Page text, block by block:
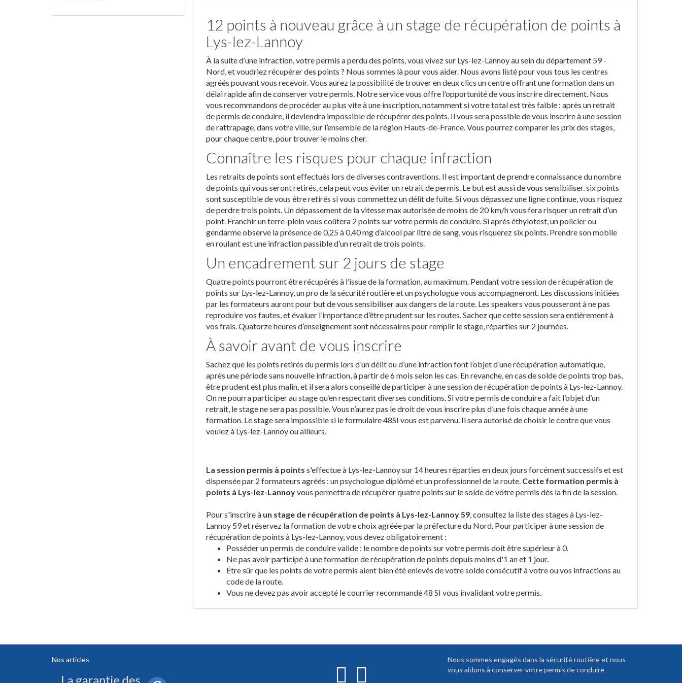
12 points à nouveau grâce à un stage de récupération de points à
Lys-lez-Lannoy
À la suite d’une infraction, votre permis a perdu des points, vous vivez sur Lys-lez-Lannoy au sein du département 59 -
Nord, et voudriez récupérer des points ? Nous sommes là pour vous aider. Nous avons listé pour vous tous les centres
agréés pouvant vous recevoir. Vous aurez la possibilité de trouver en deux clics un centre offrant une formation dans un
délai rapide afin de conserver votre permis. Notre service vous offre l’opportunité de vous inscrire directement. Nous
vous recommandons de procéder au plus vite à une inscription, notamment si votre total est très faible : après un retrait
de permis de conduire, il deviendra impossible de récupérer des points. Il vous sera possible de vous inscrire à une session
de rattrapage, dans votre ville, sur l’ensemble de la région Hauts-de-France. Vous pourrez comparer les prix des stages,
pour chaque centre, pour trouver le moins cher.
Connaître les risques pour chaque infraction
Les retraits de points sont effectués lors de diverses contraventions. Il est important de prendre connaissance du nombre
de points qui vous seront retirés, cela peut vous éviter un retrait de permis. Le but est aussi de vous sensibiliser. six points
sont susceptible de vous être retirés si vous commettez un délit de fuite. Si vous dépassez une ligne continue, vous risquez
de perdre trois points. Un dépassement de la vitesse max autorisée de moins de 20 km/h vous fera risquer un retrait d’un
point. Franchir un terre-plein vous coûtera 2 points sur votre permis de conduire. Si après éthylotest, un policier ou
gendarme observe la présence de 0,25 à 0,40 mg d’alcool par litre de sang, vous risquerez six points. Prendre son mobile
en roulant est une infraction passible d’un retrait de trois points.
Un encadrement sur 2 jours de stage
Quatre points pourront être récupérés à l’issue de la formation, au maximum. Pendant votre session de récupération de
points sur Lys-lez-Lannoy, un pro de la sécurité routière et un psychologue vous accompagneront. Les discussions initiées
par les formateurs auront pour but de vous sensibiliser aux dangers de la route. Les speakers vous pousseront à ne pas
reproduire vos fautes, et évaluer l’importance d’être prudent sur les routes. Sachez que cette session sera entièrement à
vos frais. Quatorze heures d’enseignement sont nécessaires pour remplir le stage, réparties sur 2 journées.
À savoir avant de vous inscrire
Sachez que les points retirés du permis lors d’un délit ou d’une infraction font l’objet d’une récupération automatique,
après une période sans nouvelle infraction, à partir de 6 mois selon les cas. En revanche, en cas de solde de points trop bas,
être prudent est plus malin, et il sera alors conseillé de participer à une session de récupération de points à Lys-lez-Lannoy.
On ne pourra participer au stage qu’en respectant diverses conditions. Si votre permis de conduire a fait l’objet d’un
retrait, le stage ne sera pas possible. Vous n’aurez pas le droit de vous inscrire plus d’une fois chaque année à une
formation. Le stage sera impossible si le formulaire 48SI vous est parvenu. Il sera autorisé de choisir le centre que vous
voulez à Lys-lez-Lannoy ou ailleurs.
La session permis à points s'effectue à Lys-lez-Lannoy sur 14 heures réparties en deux jours forcément successifs et est
dispensée par 2 formateurs agréés : un psychologue diplômé et un professionnel de la route. Cette formation permis à
points à Lys-lez-Lannoyvous permettra de récupérer quatre points sur le solde de votre permis dès la fin de la session.
Pour s'inscrire à un stage de récupération de points à Lys-lez-Lannoy 59, consultez la liste des stages à Lys-lez-
Lannoy 59 et réservez la formation de votre choix agréée par la préfecture du Nord. Pour participer à une session de
récupération de points à Lys-lez-Lannoy, vous devez obligatoirement :
Posséder un permis de conduire valide : le nombre de points sur votre permis doit être supérieur à 0.
Ne pas avoir participé à une formation de récupération de points depuis moins d'1 an et 1 jour.
Être sûr que les points de votre permis aient bien été enlevés de votre solde consécutif à votre ou vos infractions au
code de la route.
Vous ne devez pas avoir accepté le courrier recommandé 48 SI vous invalidant votre permis.
Nos articles
Nous sommes engagés dans la sécurité routière et nous
vous aidons à conserver votre permis de conduire